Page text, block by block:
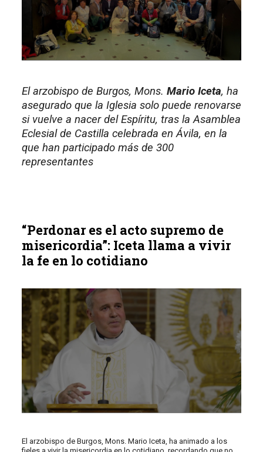
El arzobispo de Burgos, Mons. Mario Iceta, ha
asegurado que la Iglesia solo puede renovarse
si vuelve a nacer del Espíritu, tras la Asamblea
Eclesial de Castilla celebrada en Ávila, en la
que han participado más de 300
representantes
“Perdonar es el acto supremo de
misericordia”: Iceta llama a vivir
la fe en lo cotidiano
El arzobispo de Burgos, Mons. Mario Iceta, ha animado a los